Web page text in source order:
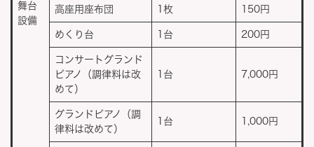
舞台
設備
高座用座布団 1枚 150円
めくり台 1台 200円
コンサートグランド
ピアノ（調律料は改
めて）
1台 7,000円
グランドピアノ（調
律料は改めて）
1台 1,000円